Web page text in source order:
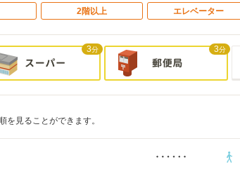
2階以上 エレベーター
3分 3分
見ることができます。